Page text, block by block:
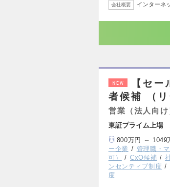
会社概要 インターネ
NEW
【セ
者候補 （
営業（法人向け
東証プライム上場
800万円 ～ 1049
ー企業
管理職・
可）
CxO候補
ンセンティブ制度
度